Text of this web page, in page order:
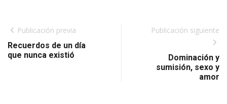
Publicación previa
Recuerdos de un día
que nunca existió
Publicación siguiente
Dominación y
sumisión, sexo y
amor